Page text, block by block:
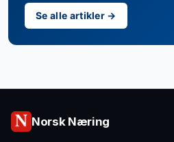
Se alle artikler →
Norsk Næring